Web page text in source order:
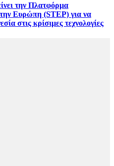
την Πλατφόρμα
Ευρώπη (STEP) για να
στις κρίσιμες τεχνολογίες